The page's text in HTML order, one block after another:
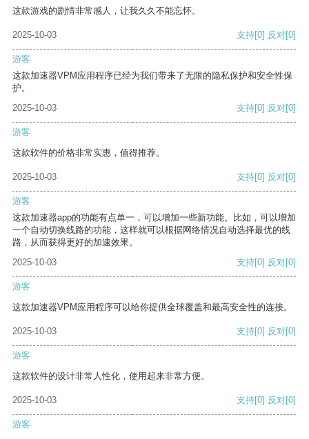
这款游戏的剧情非常感人，让我久久不能忘怀。
2025-10-03 支持[0] 反对[0]
游客
这款加速器VPM应用程序已经为我们带来了无限的隐私保护和安全性保
护。
2025-10-03
支持[0] 反对[0]
游客
这款软件的价格非常实惠，值得推荐。
2025-10-03 支持[0] 反对[0]
游客
这款加速器app的功能有点单一，可以增加一些新功能。比如，可以增加
一个自动切换线路的功能，这样就可以根据网络情况自动选择最优的线
路，从而获得更好的加速效果。
2025-10-03
支持[0] 反对[0]
游客
这款加速器VPM应用程序可以给你提供全球覆盖和最高安全性的连接。
2025-10-03 支持[0] 反对[0]
游客
这款软件的设计非常人性化，使用起来非常方便。
2025-10-03 支持[0] 反对[0]
游客